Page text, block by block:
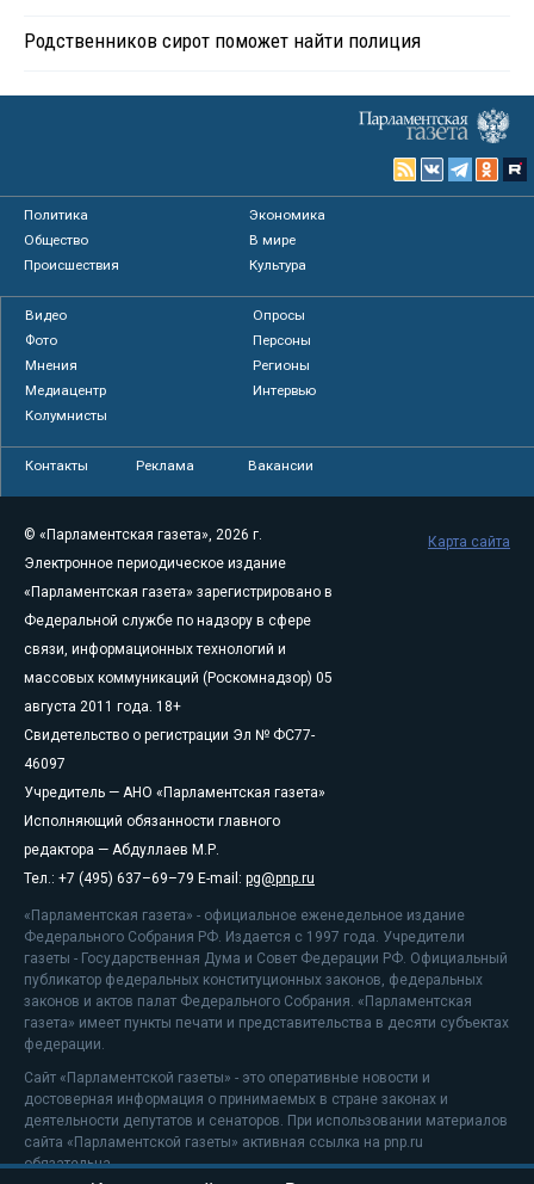
Родственников сирот поможет найти полиция
Политика
Экономика
Общество
В мире
Происшествия
Культура
Видео
Опросы
Фото
Персоны
Мнения
Регионы
Медиацентр
Интервью
Колумнисты
Контакты Реклама Вакансии
© «Парламентская газета», 2026 г.
Электронное периодическое издание
«Парламентская газета» зарегистрировано в
Федеральной службе по надзору в сфере
связи, информационных технологий и
массовых коммуникаций (Роскомнадзор) 05
августа 2011 года. 18+
Свидетельство о регистрации Эл № ФС77-
46097
Учредитель — АНО «Парламентская газета»
Исполняющий обязанности главного
редактора — Абдуллаев М.Р.
Тел.: +7 (495) 637–69–79 E-mail: pg@pnp.ru
«Парламентская газета» - официальное еженедельное издание
Федерального Собрания РФ. Издается с 1997 года. Учредители
газеты - Государственная Дума и Совет Федерации РФ. Официальный
публикатор федеральных конституционных законов, федеральных
законов и актов палат Федерального Собрания. «Парламентская
газета» имеет пункты печати и представительства в десяти субъектах
федерации.
Сайт «Парламентской газеты» - это оперативные новости и
достоверная информация о принимаемых в стране законах и
деятельности депутатов и сенаторов. При использовании материалов
сайта «Парламентской газеты» активная ссылка на pnp.ru
обязательна.
Карта сайта